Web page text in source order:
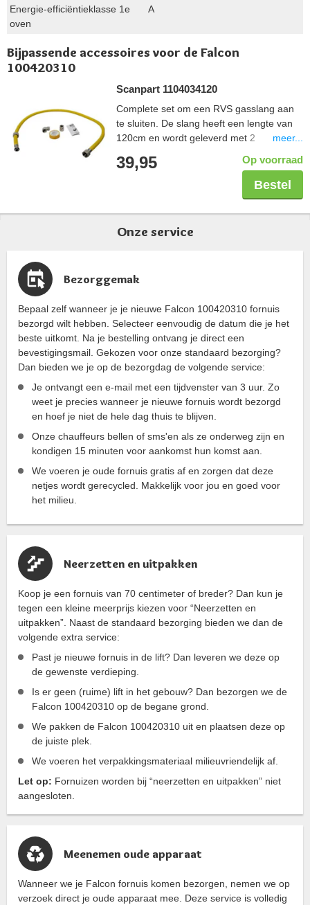
Energie-efficiëntieklasse 1e
oven
A
Bijpassende accessoires voor de Falcon
100420310
Scanpart 1104034120
Complete set om een RVS gasslang aan
te sluiten. De slang heeft een lengte van
120cm en wordt geleverd met 2
aangesloten kan worden. De tape wordt
gebruikt om de schroefdraadverbinding
veilig af te sluiten. De gehele set is Gastec
gekeurd.
meer...
39,95 Op voorraad
Bestel
Onze service
Bezorggemak
Bepaal zelf wanneer je je nieuwe Falcon 100420310 fornuis
bezorgd wilt hebben. Selecteer eenvoudig de datum die je het
beste uitkomt. Na je bestelling ontvang je direct een
bevestigingsmail. Gekozen voor onze standaard bezorging?
Dan bieden we je op de bezorgdag de volgende service:
Je ontvangt een e-mail met een tijdvenster van 3 uur. Zo
weet je precies wanneer je nieuwe fornuis wordt bezorgd
en hoef je niet de hele dag thuis te blijven.
Onze chauffeurs bellen of sms'en als ze onderweg zijn en
kondigen 15 minuten voor aankomst hun komst aan.
We voeren je oude fornuis gratis af en zorgen dat deze
netjes wordt gerecycled. Makkelijk voor jou en goed voor
het milieu.
Neerzetten en uitpakken
Koop je een fornuis van 70 centimeter of breder? Dan kun je
tegen een kleine meerprijs kiezen voor “Neerzetten en
uitpakken”. Naast de standaard bezorging bieden we dan de
volgende extra service:
Past je nieuwe fornuis in de lift? Dan leveren we deze op
de gewenste verdieping.
Is er geen (ruime) lift in het gebouw? Dan bezorgen we de
Falcon 100420310 op de begane grond.
We pakken de Falcon 100420310 uit en plaatsen deze op
de juiste plek.
We voeren het verpakkingsmateriaal milieuvriendelijk af.
Let op: Fornuizen worden bij “neerzetten en uitpakken” niet
aangesloten.
Meenemen oude apparaat
Wanneer we je Falcon fornuis komen bezorgen, nemen we op
verzoek direct je oude apparaat mee. Deze service is volledig